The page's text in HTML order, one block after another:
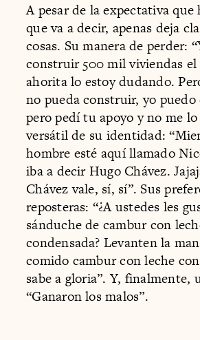
A pesar de la expectativa que
que va a decir, apenas deja
cosas. Su manera de perder:
construir 500 mil viviendas
ahorita lo estoy dudando.
no pueda construir, yo
pero pedí tu apoyo y no me
versátil de su identidad:
hombre esté aquí llamado
iba a decir Hugo Chávez.
Chávez vale, sí, sí”. Sus
reposteras: “¿A ustedes les
sánduche de cambur con
condensada? Levanten la
comido cambur con leche
sabe a gloria”. Y, finalmente,
“Ganaron los malos”.